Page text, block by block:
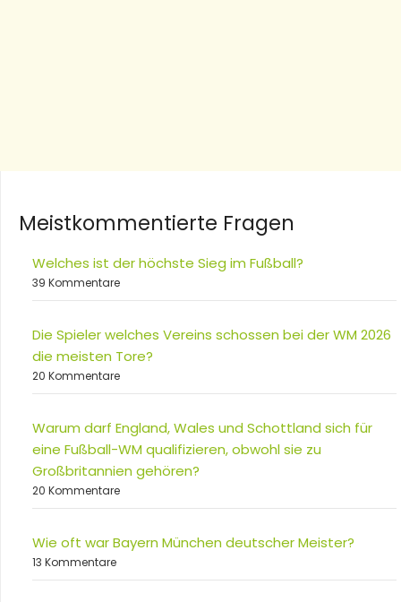
Meistkommentierte Fragen
Welches ist der höchste Sieg im Fußball?
39 Kommentare
Die Spieler welches Vereins schossen bei der WM 2026
die meisten Tore?
20 Kommentare
Warum darf England, Wales und Schottland sich für
eine Fußball-WM qualifizieren, obwohl sie zu
Großbritannien gehören?
20 Kommentare
Wie oft war Bayern München deutscher Meister?
13 Kommentare